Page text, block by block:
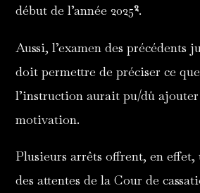
début de l’année 20252.
Aussi, l’examen des précédents
doit permettre de préciser ce
l’instruction aurait pu/dû ajouter
motivation.
Plusieurs arrêts offrent, en effet,
des attentes de la Cour de